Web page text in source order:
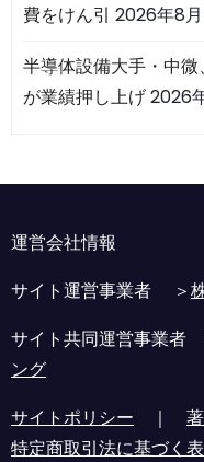
費をけん引 2026年8
半導体設備大手・中
が業績押し上げ2026
運営会社情報
サイト運営事業者 ＞
サイト共同運営事業者
ング
サイトポリシー ｜
特定商取引法に基づく